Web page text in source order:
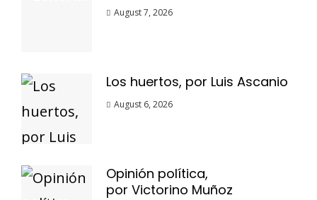
August 7, 2026
Los huertos, por Luis Ascanio
August 6, 2026
Opinión política,
por Victorino Muñoz